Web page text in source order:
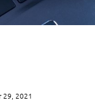
29, 2021